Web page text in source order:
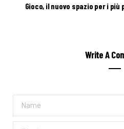
Gioco, il nuovo spazio per i
Write A